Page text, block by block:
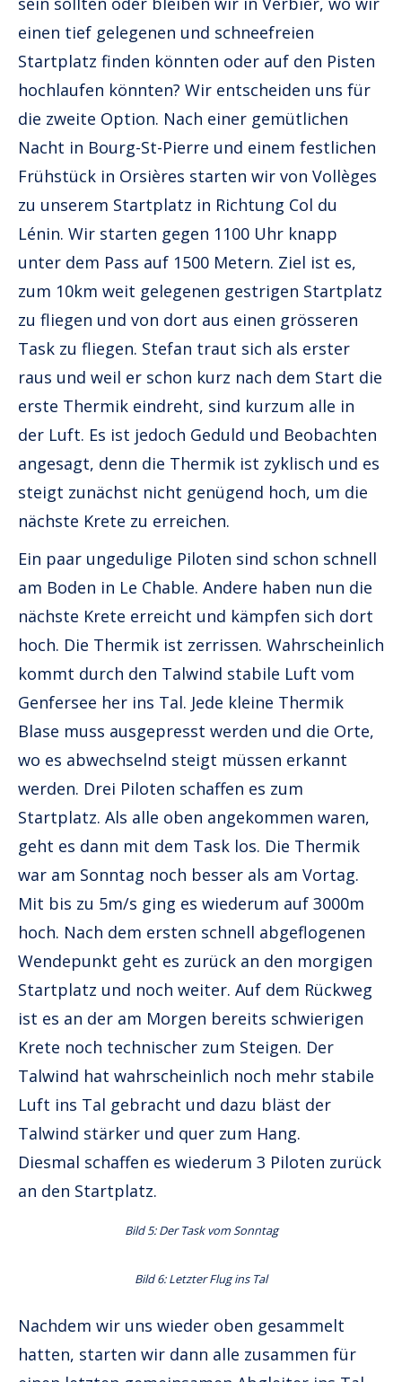
einen tief gelegenen und schneefreien
Startplatz finden könnten oder auf den Pisten
hochlaufen könnten? Wir entscheiden uns für
die zweite Option. Nach einer gemütlichen
Nacht in Bourg-St-Pierre und einem festlichen
Frühstück in Orsières starten wir von Vollèges
zu unserem Startplatz in Richtung Col du
Lénin. Wir starten gegen 1100 Uhr knapp
unter dem Pass auf 1500 Metern. Ziel ist es,
zum 10km weit gelegenen gestrigen Startplatz
zu fliegen und von dort aus einen grösseren
Task zu fliegen. Stefan traut sich als erster
raus und weil er schon kurz nach dem Start die
erste Thermik eindreht, sind kurzum alle in
der Luft. Es ist jedoch Geduld und Beobachten
angesagt, denn die Thermik ist zyklisch und es
steigt zunächst nicht genügend hoch, um die
nächste Krete zu erreichen.
Ein paar ungedulige Piloten sind schon schnell
am Boden in Le Chable. Andere haben nun die
nächste Krete erreicht und kämpfen sich dort
hoch. Die Thermik ist zerrissen. Wahrscheinlich
kommt durch den Talwind stabile Luft vom
Genfersee her ins Tal. Jede kleine Thermik
Blase muss ausgepresst werden und die Orte,
wo es abwechselnd steigt müssen erkannt
werden. Drei Piloten schaffen es zum
Startplatz. Als alle oben angekommen waren,
geht es dann mit dem Task los. Die Thermik
war am Sonntag noch besser als am Vortag.
Mit bis zu 5m/s ging es wiederum auf 3000m
hoch. Nach dem ersten schnell abgeflogenen
Wendepunkt geht es zurück an den morgigen
Startplatz und noch weiter. Auf dem Rückweg
ist es an der am Morgen bereits schwierigen
Krete noch technischer zum Steigen. Der
Talwind hat wahrscheinlich noch mehr stabile
Luft ins Tal gebracht und dazu bläst der
Talwind stärker und quer zum Hang.
Diesmal schaffen es wiederum 3 Piloten zurück
an den Startplatz.
Bild 5: Der Task vom Sonntag
Bild 6: Letzter Flug ins Tal
Nachdem wir uns wieder oben gesammelt
hatten, starten wir dann alle zusammen für